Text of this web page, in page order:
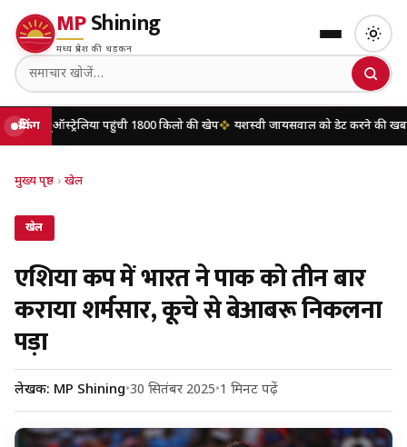
MPShining
मध्य प्रदेश की धड़कन
ब्रेकिंगपहुंची 1800 किलो की खेप यशस्वी जायसवाल को डेट करने की खबरों पर मृणाल
मुख्य पृष्ठ › खेल
खेल
एशिया कप में भारत ने पाक को तीन बार
कराया शर्मसार, कूचे से बेआबरू निकलना
पड़ा
लेखक: MP Shining•30 सितंबर 2025•1 मिनट पढ़ें